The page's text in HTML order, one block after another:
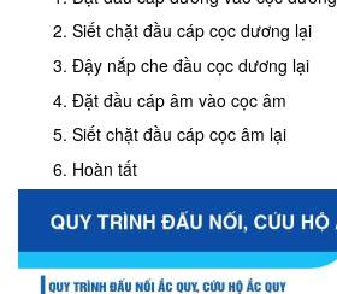
Siết chặt đầu cáp cọc dương lại
Đậy nắp che đầu cọc dương lại
Đặt đầu cáp âm vào cọc âm
Siết chặt đầu cáp cọc âm lại
Hoàn tất